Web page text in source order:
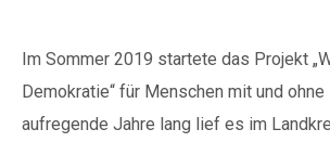
Im Sommer 2019 startete das Projekt
Demokratie“ für Menschen mit und
aufregende Jahre lang lief es im
Wenn Sie uns
zukommen lassen